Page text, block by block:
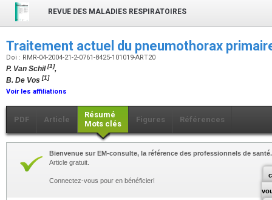
REVUE DES MALADIES RESPIRATOIRES
Traitement actuel du pneumothorax
Doi : RMR-04-2004-21-2-0761-8425-101019-ART20
P. Van Schil[1],
B. De Vos [1]
Voir les affiliations
PDF Article
Résumé
Mots clés
Figures Références
Bienvenue sur EM-consulte, la référence des professionnels de santé.
Article gratuit.
Connectez-vous pour en bénéficier!